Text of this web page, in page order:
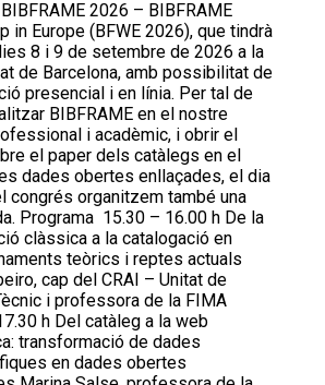
2026 – BIBFRAME
in Europe (BFWE 2026), que tindrà
8 i 9 de setembre de 2026 a la
de Barcelona, amb possibilitat de
presencial i en línia. Per tal de
BIBFRAME en el nostre
i acadèmic, i obrir el
el paper dels catàlegs en el
dades obertes enllaçades, el dia
congrés organitzem també una
Programa 15.30 – 16.00 h De la
clàssica a la catalogació en
teòrics i reptes actuals
cap del CRAI – Unitat de
i professora de la FIMA
h Del catàleg a la web
transformació de dades
en dades obertes